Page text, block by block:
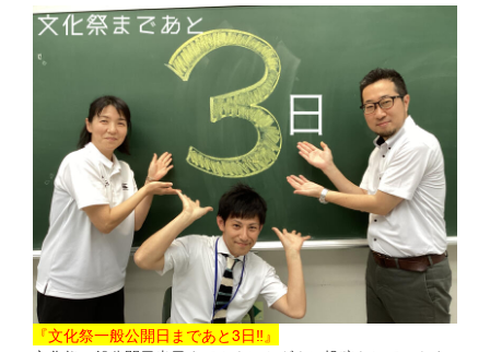
『文化祭一般公開日まであと3日‼』